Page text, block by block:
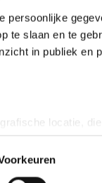
persoonlijke
te slaan en te
in publiek
locatie,
te scannen
worden
in de